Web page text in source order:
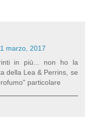
marzo, 2017
in più... non ho la
della Lea & Perrins, se
particolare